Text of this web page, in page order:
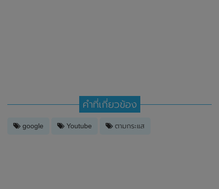
คำที่เกี่ยวข้อง
google Youtube ตามกระแส